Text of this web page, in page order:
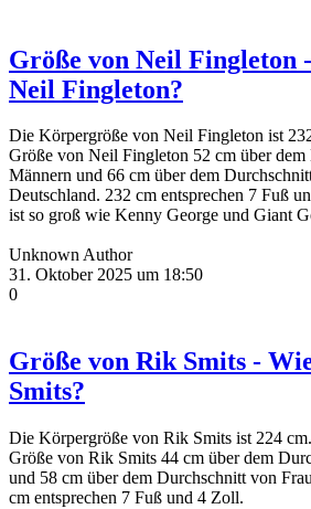
Größe von Neil Fingleton
Neil Fingleton?
Die Körpergröße von Neil Fingleton ist
Größe von Neil Fingleton 52 cm über
Männern und 66 cm über dem
Deutschland. 232 cm entsprechen 7 Fuß
ist so groß wie Kenny George und Giant
Unknown Author
31. Oktober 2025 um 18:50
0
Größe von Rik Smits -
Smits?
Die Körpergröße von Rik Smits ist 224
Größe von Rik Smits 44 cm über dem
und 58 cm über dem Durchschnitt von
cm entsprechen 7 Fuß und 4 Zoll.